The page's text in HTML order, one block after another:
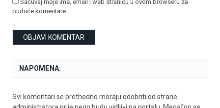
Sačuvaj moje ime, email i web stranicu u ovom browseru za
buduće komentare.
NAPOMENA:
Svi komentari se prethodno moraju odobriti od strane